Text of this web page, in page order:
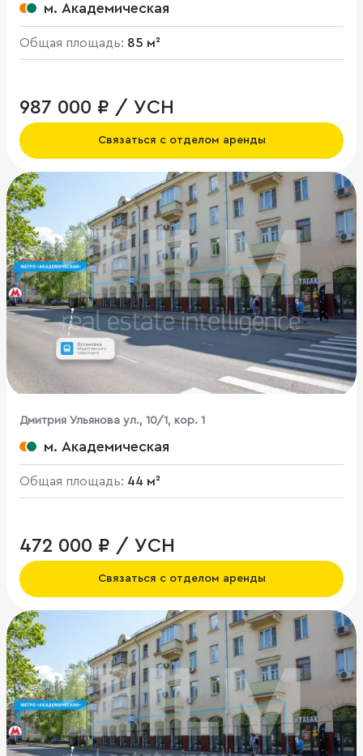
м. Академическая
Общая площадь: 85 м²
987 000 ₽ / УСН
Связаться с отделом аренды
Дмитрия Ульянова ул., 10/1, кор. 1
м. Академическая
Общая площадь: 44 м²
472 000 ₽ / УСН
Связаться с отделом аренды